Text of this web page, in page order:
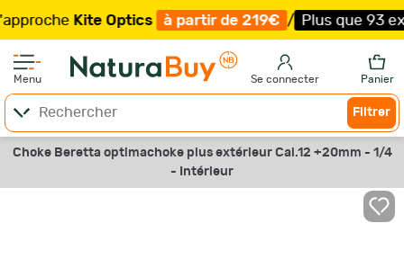
Kite Optics à partir de 219€ / Plus que 93
Menu Se connecter Panier
Filtrer
Choke Beretta optimachoke plus extérieur Cal.12 +20mm - 1/4
- Intérieur